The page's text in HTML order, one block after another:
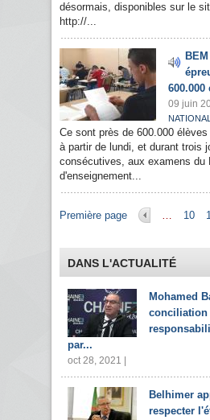
désormais, disponibles sur le
http://...
600.000
09 juin
NATIONAL
Ce sont près de 600.000
à partir de lundi, et durant trois
consécutives, aux examens du
d'enseignement...
Pages
Première page … 10
DANS L'ACTUALITÉ
Mohamed
conciliation
par...
oct 28, 2021 |
Belhimer
respecter